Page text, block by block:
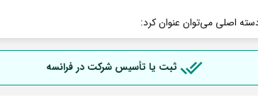
اصلی می‌توان عنوان کرد:
ثبت یا تأسیس شرکت در فرانسه